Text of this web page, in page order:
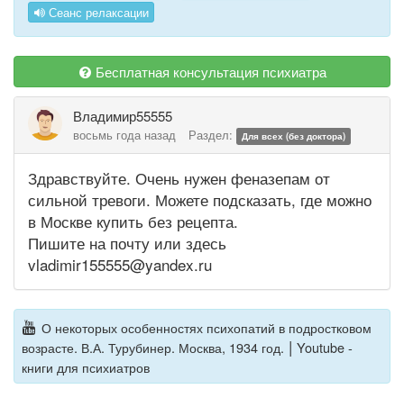
Сеанс релаксации
Бесплатная консультация психиатра
Владимир55555
восьмь года назад Раздел: Для всех (без доктора)
Здравствуйте. Очень нужен феназепам от
сильной тревоги. Можете подсказать, где можно
в Москве купить без рецепта.
Пишите на почту или здесь
vladimir155555@yandex.ru
О некоторых особенностях психопатий в подростковом
возрасте. В.А. Турубинер. Москва, 1934 год. | Youtube -
книги для психиатров